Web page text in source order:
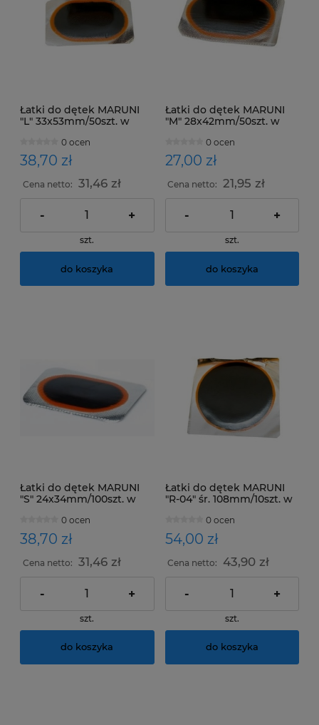
Łatki do dętek MARUNI
"L" 33x53mm/50szt. w
0 ocen
38,70 zł
Cena netto: 31,46 zł
- +
szt.
do koszyka
Łatki do dętek MARUNI
"M" 28x42mm/50szt. w
0 ocen
27,00 zł
Cena netto: 21,95 zł
- +
szt.
do koszyka
Łatki do dętek MARUNI
"S" 24x34mm/100szt. w
0 ocen
38,70 zł
Cena netto: 31,46 zł
- +
szt.
do koszyka
Łatki do dętek MARUNI
"R-04" śr. 108mm/10szt. w
0 ocen
54,00 zł
Cena netto: 43,90 zł
- +
szt.
do koszyka